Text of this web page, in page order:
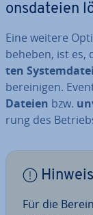
ons­da­tei­en
Eine weitere
beheben, ist es,
ten
be­rei­ni­gen.
Dateien bzw.
rung des
Hinweis
Für die